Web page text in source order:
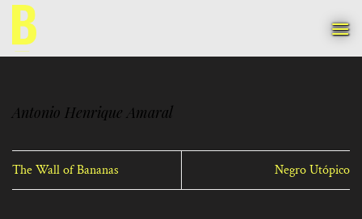
Saltar
contenido
Antonio Henrique Amaral
The Wall of Bananas Negro Utópico